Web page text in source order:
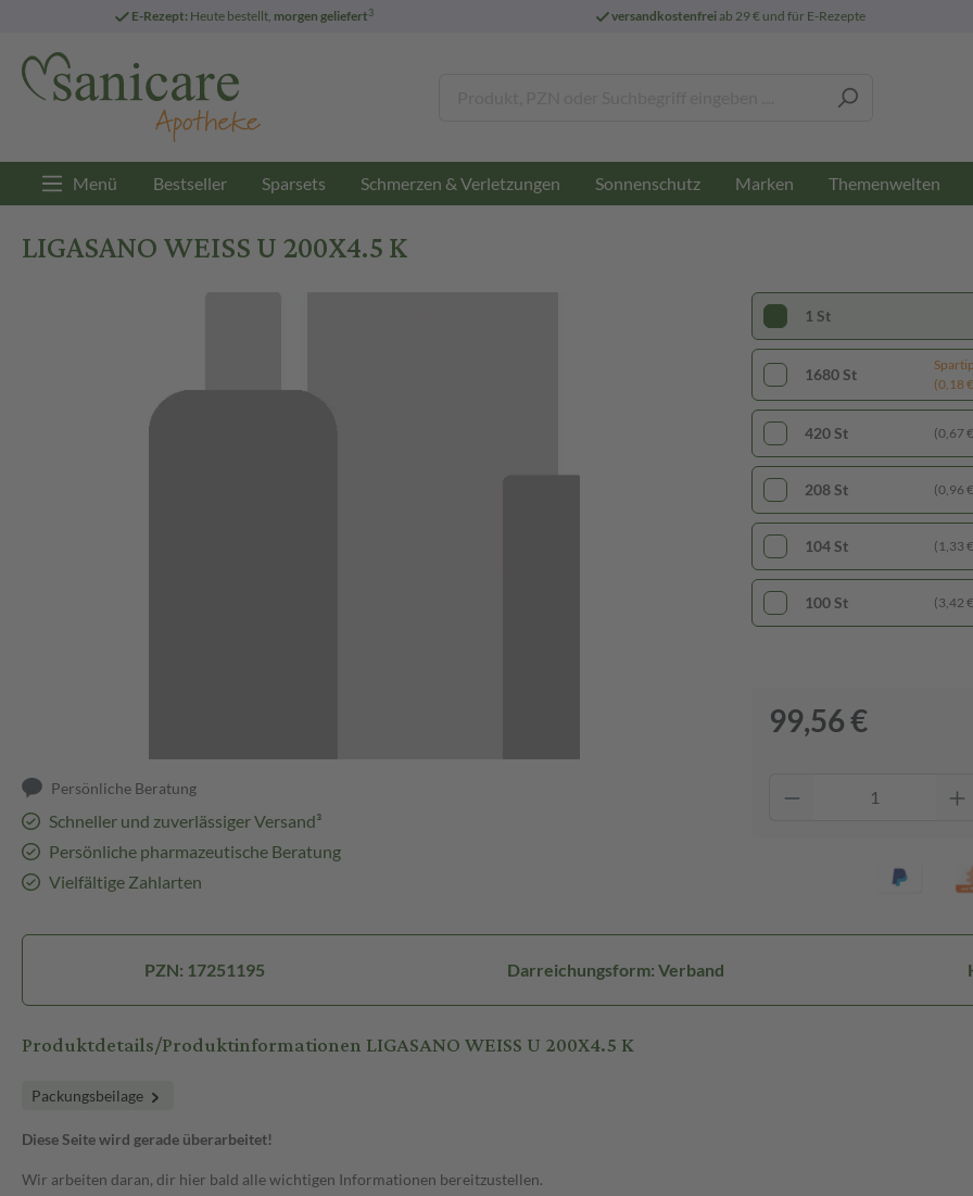
E-Rezept: Heute bestellt, morgen geliefert3 versandkostenfreiab 29 € und für E-Rezepte
Menü Bestseller Sparsets Schmerzen & Verletzungen Sonnenschutz Marken Themenwelten
LIGASANO WEISS U 200X4.5 K
Persönliche Beratung
Schneller und zuverlässiger Versand³
Persönliche pharmazeutische Beratung
Vielfältige Zahlarten
1680 St
(0,18
420 St (0,67
208 St (0,96
104 St (1,33
100 St (3,42
1 St
99,56 €
PZN: 17251195 Darreichungsform: Verband
Produktdetails/Produktinformationen LIGASANO WEISS U 200X4.5 K
Packungsbeilage
Diese Seite wird gerade überarbeitet!
Wir arbeiten daran, dir hier bald alle wichtigen Informationen bereitzustellen.